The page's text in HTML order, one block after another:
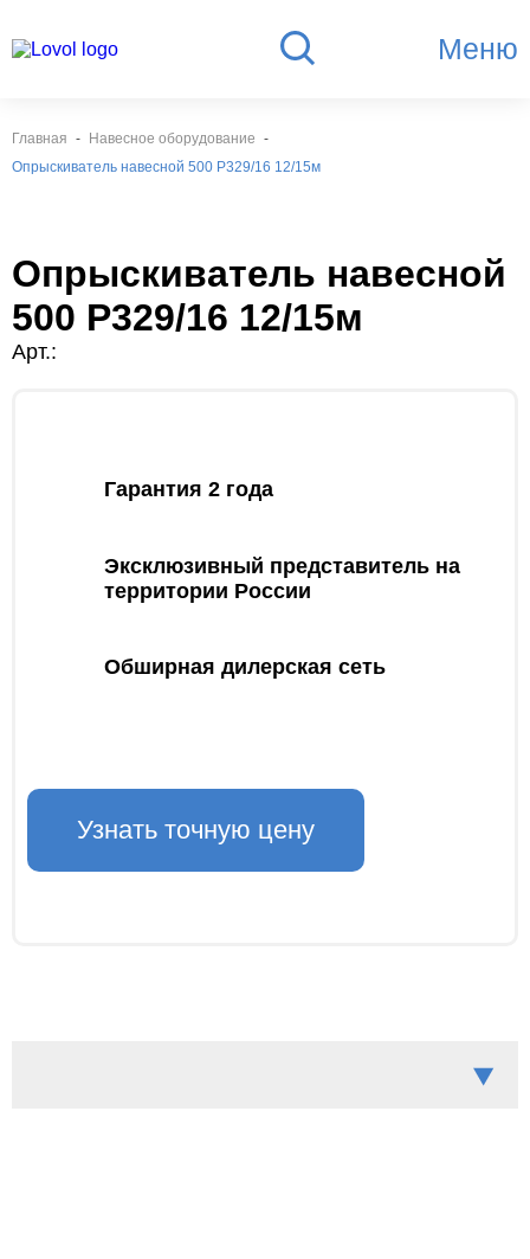
Меню
Главная
Навесное оборудование
Опрыскиватель навесной 500 Р329/16 12/15м
Опрыскиватель навесной
500 Р329/16 12/15м
Арт.:
Гарантия 2 года
Эксклюзивный представитель на
территории России
Обширная дилерская сеть
Узнать точную цену